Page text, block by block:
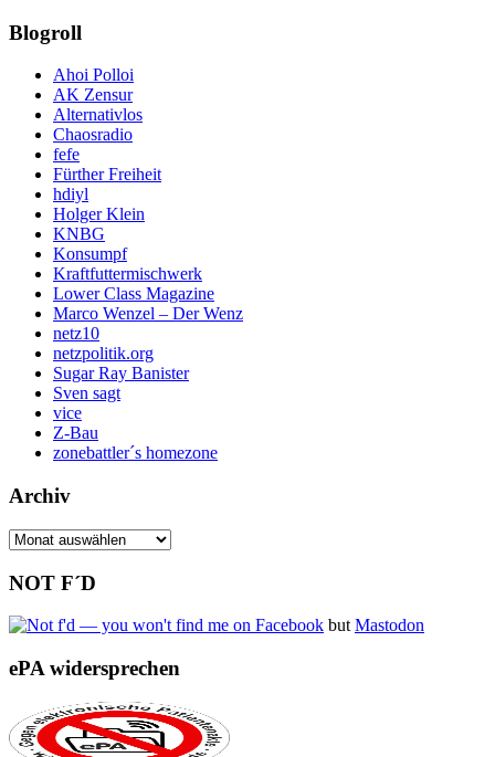
Blogroll
Ahoi Polloi
AK Zensur
Alternativlos
Chaosradio
fefe
Fürther Freiheit
hdiyl
Holger Klein
KNBG
Konsumpf
Kraftfuttermischwerk
Lower Class Magazine
Marco Wenzel – Der Wenz
netz10
netzpolitik.org
Sugar Ray Banister
Sven sagt
vice
Z-Bau
zonebattler´s homezone
Archiv
Archiv
NOT F´D
but Mastodon
ePA widersprechen